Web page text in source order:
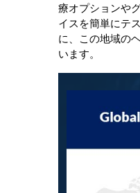
療オプションや
イスを簡単にテ
に、この地域の
います。